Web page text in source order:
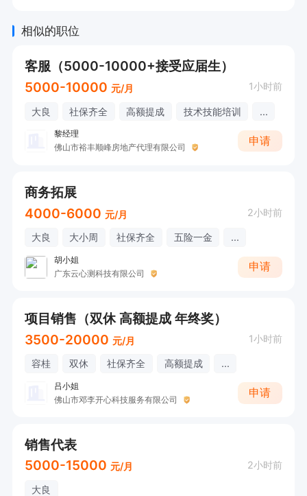
相似的职位
客服（5000-10000+接受应届生）
5000-10000 元/月 1小时前
大良 社保齐全 高额提成 技术技能培训 ...
黎经理
佛山市裕丰顺峰房地产代理有限公司
申请
商务拓展
4000-6000 元/月 2小时前
大良 大小周 社保齐全 五险一金 ...
胡小姐
广东云心测科技有限公司
申请
项目销售（双休 高额提成 年终奖）
3500-20000 元/月 1小时前
容桂 双休 社保齐全 高额提成 ...
吕小姐
佛山市邓李开心科技服务有限公司
申请
销售代表
5000-15000 元/月 2小时前
大良